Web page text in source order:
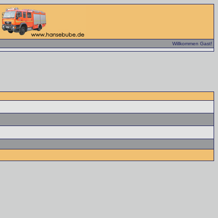
Willkommen Gast!